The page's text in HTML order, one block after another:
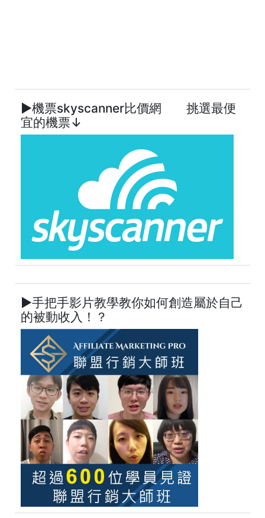
►機票skyscanner比價網 挑選最便
宜的機票↓
►手把手影片教學教你如何創造屬於自己
的被動收入！？